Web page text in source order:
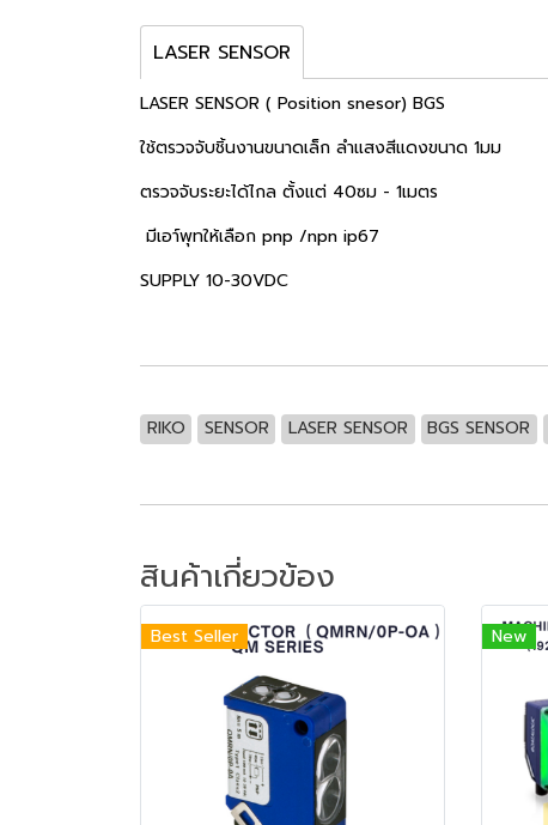
LASER SENSOR
LASER SENSOR ( Position snesor) BGS
ใช้ตรวจจับชิ้นงานขนาดเล็ก ลำแสงสีแดงขนาด 1มม
ตรวจจับระยะได้ไกล ตั้งแต่ 40ซม - 1เมตร
มีเอา์พุทให้เลือก pnp /npn ip67
SUPPLY 10-30VDC
RIKO SENSOR LASER SENSOR BGS SENSOR
สินค้าเกี่ยวข้อง
Best Seller New